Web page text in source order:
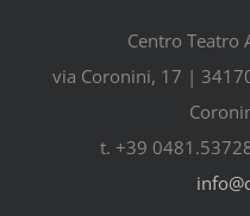
Centro Teatro
via Coronini, 17 |
t. +39